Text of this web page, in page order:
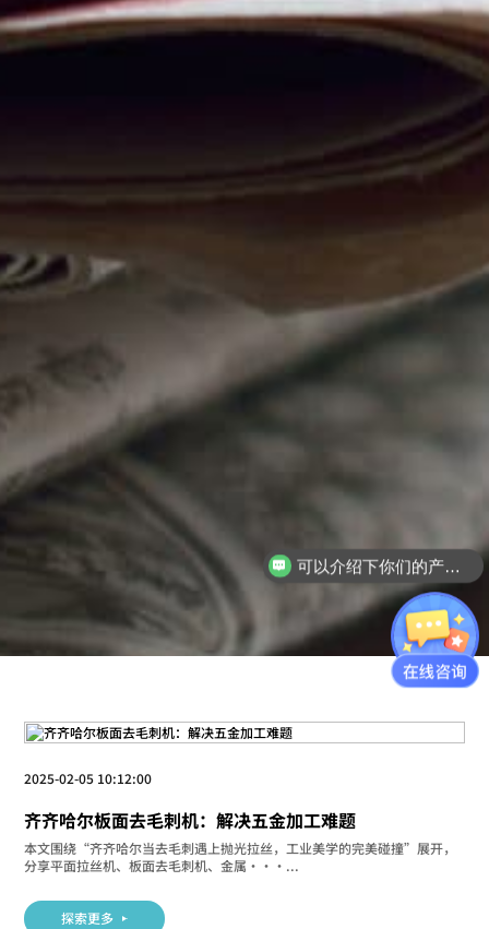
2025-02-05 10:12:00
齐齐哈尔板面去毛刺机：解决五金加工难题
本文围绕“齐齐哈尔当去毛刺遇上抛光拉丝，工业美学的完美碰撞”展开，
分享平面拉丝机、板面去毛刺机、金属···...
探索更多
可以介绍下你们的产品么